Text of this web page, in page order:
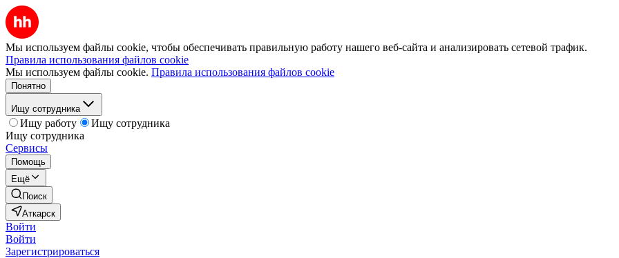
Мы используем файлы cookie, чтобы обеспечивать правильную работу нашего веб-сайта и анализировать сетевой трафик.
Правила использования файлов cookie
Мы используем файлы cookie. Правила использования файлов cookie
Понятно
Ищу сотрудника
Ищу работу
Ищу сотрудника
Ищу сотрудника
Сервисы
Помощь
Ещё
Поиск
Аткарск
Войти
Войти
Зарегистрироваться